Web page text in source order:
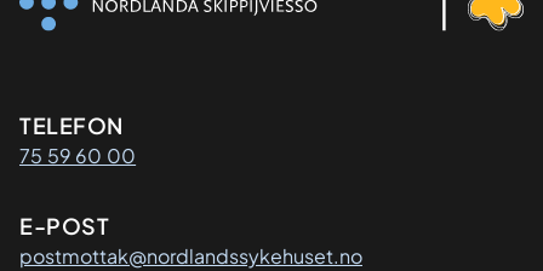
Kontaktinformasjon
TELEFON
75 59 60 00
E-POST
postmottak@nordlandssykehuset.no